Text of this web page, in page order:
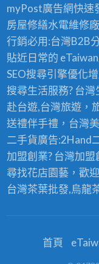
myPost廣告網快速
房屋修繕水電維修
行銷必用:台灣B2B
貼近日常的
SEO搜尋引擎優化
搜尋生活服務? 台灣
赴台遊,台灣旅遊，
送禮伴手禮，台灣
二手貨廣告:2Hand
加盟創業? 台灣加盟
尋找花店園藝，歡
台灣茶葉批發,烏龍
首頁